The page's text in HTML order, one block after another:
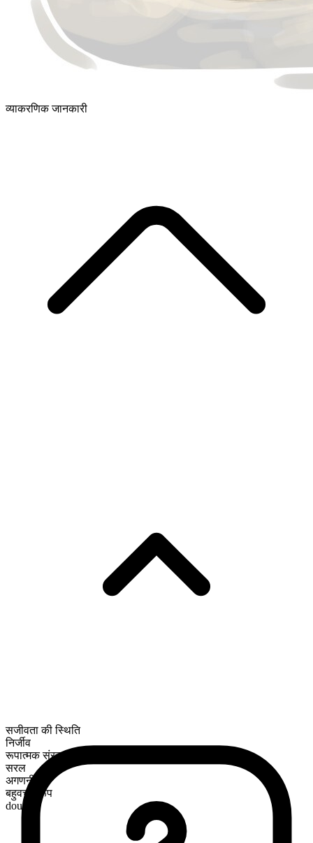
व्याकरणिक जानकारी
सजीवता की स्थिति
निर्जीव
रूपात्मक संरचना
सरल
अगणनीय
बहुवचन रूप
doughs